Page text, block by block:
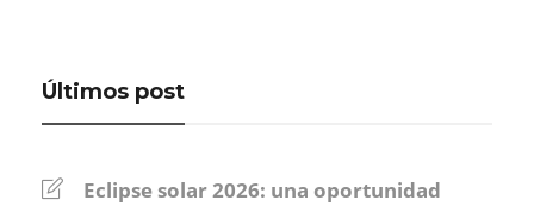
Últimos post
Eclipse solar 2026: una oportunidad